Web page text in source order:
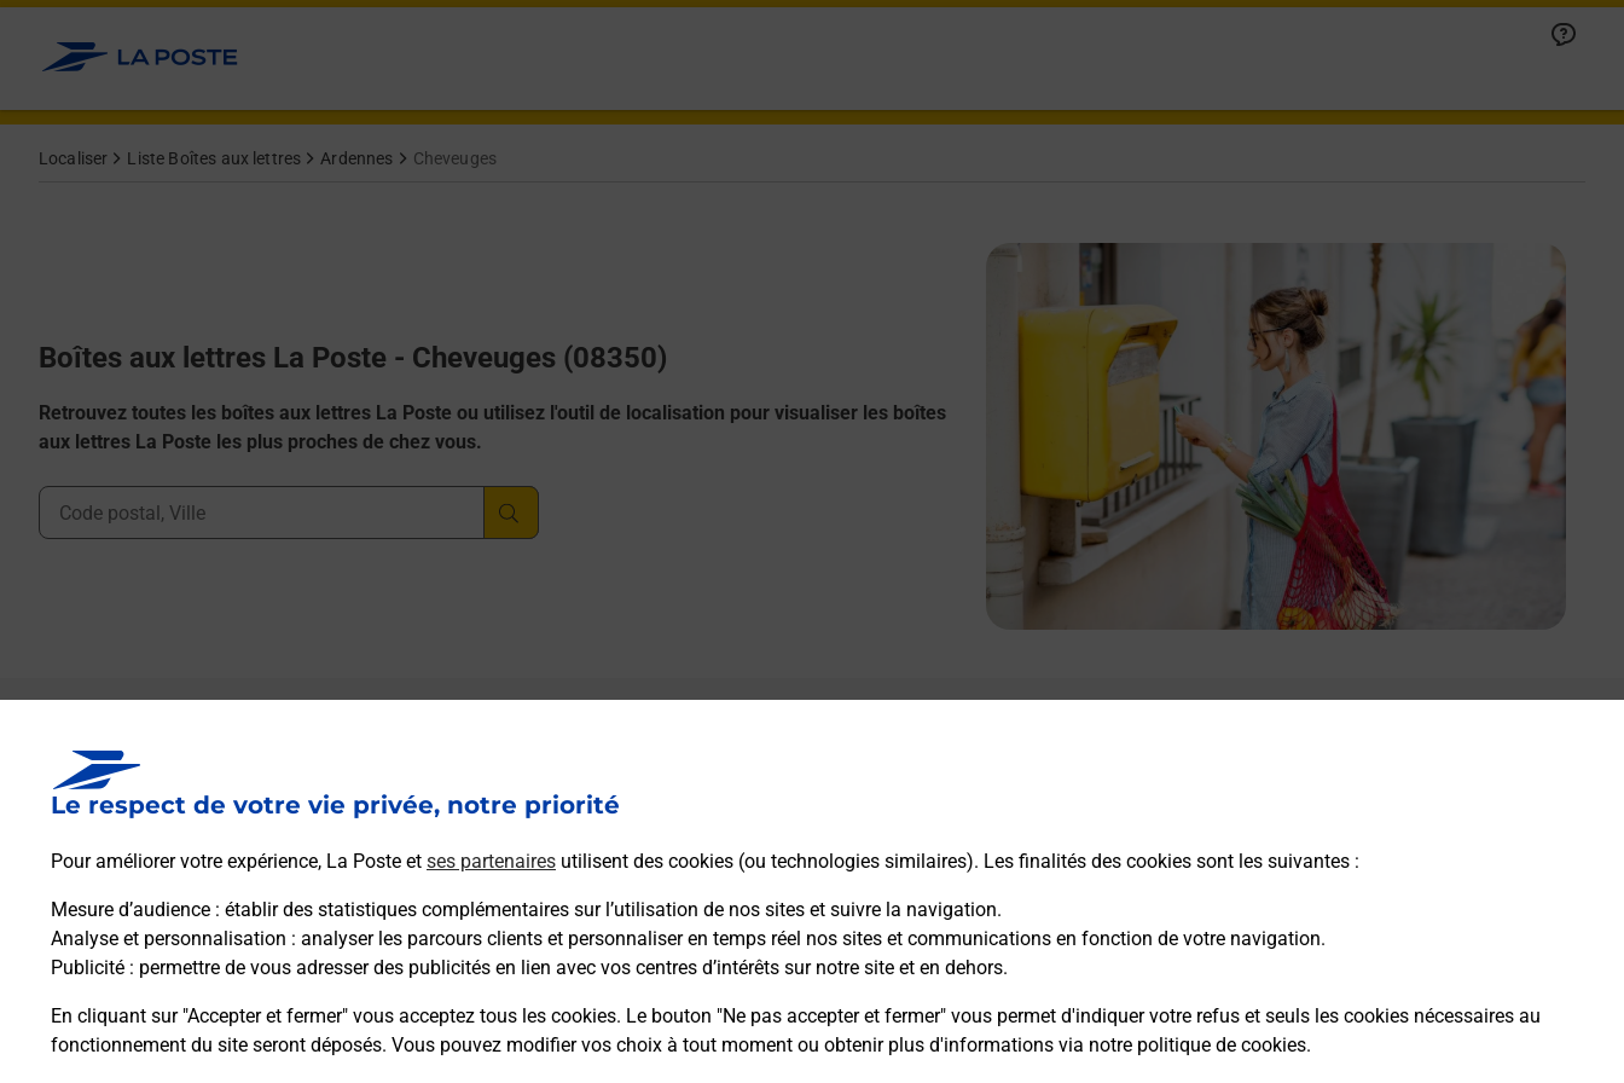
Le respect de votre vie privée, notre priorité
Pour améliorer votre expérience, La Poste et ses partenaires utilisent des cookies (ou technologies similaires). Les finalités des cookies sont les suivantes :
Mesure d’audience : établir des statistiques complémentaires sur l’utilisation de nos sites et suivre la navigation.
Analyse et personnalisation : analyser les parcours clients et personnaliser en temps réel nos sites et communications en fonction de votre navigation.
Publicité : permettre de vous adresser des publicités en lien avec vos centres d’intérêts sur notre site et en dehors.
En cliquant sur "Accepter et fermer" vous acceptez tous les cookies. Le bouton "Ne pas accepter et fermer" vous permet d'indiquer votre refus et seuls les cookies nécessaires au
fonctionnement du site seront déposés. Vous pouvez modifier vos choix à tout moment ou obtenir plus d'informations via notre politique de cookies.
Allez au contenu
Localiser Liste Boîtes aux lettres Ardennes Cheveuges
Boîtes aux lettres La Poste - Cheveuges (08350)
Retrouvez toutes les boîtes aux lettres La Poste ou utilisez l'outil de localisation pour visualiser les boîtes
aux lettres La Poste les plus proches de chez vous.
Ville, Département, Code Postal
Boîte aux lettres La Poste
Prochaine collecte du courrier vendredià
08350 Cheveuges
Itinéraire